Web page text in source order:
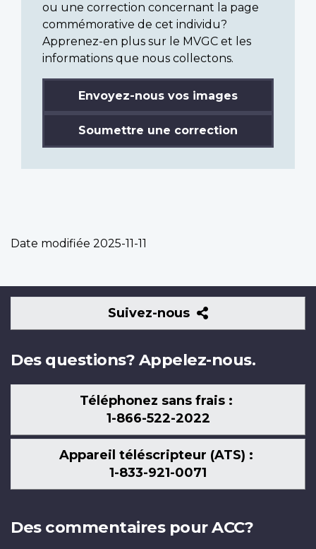
ou une correction concernant la page
commémorative de cet individu?
Apprenez-en plus sur le MVGC et les
informations que nous collectons.
Envoyez-nous vos images
Soumettre une correction
Date modifiée 2025-11-11
Suivez-nous
Suivez-
nous
Des questions? Appelez-nous.
Téléphonez sans frais :
1-866-522-2022
Appareil téléscripteur (ATS) :
1-833-921-0071
Des commentaires pour ACC?